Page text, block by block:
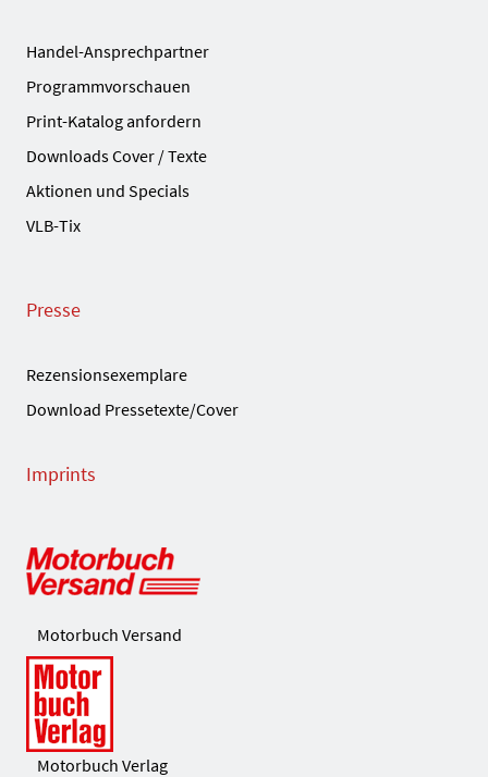
Handel-Ansprechpartner
Programmvorschauen
Print-Katalog anfordern
Downloads Cover / Texte
Aktionen und Specials
VLB-Tix
Presse
Rezensionsexemplare
Download Pressetexte/Cover
Imprints
Motorbuch Versand
Motorbuch Verlag